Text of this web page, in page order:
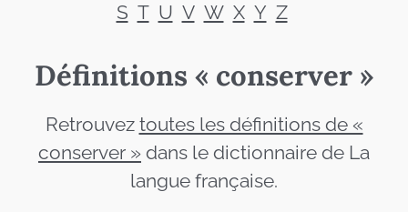
S T U V W X Y Z
Définitions « conserver »
Retrouvez toutes les définitions de «
conserver » dans le dictionnaire de La
langue française.